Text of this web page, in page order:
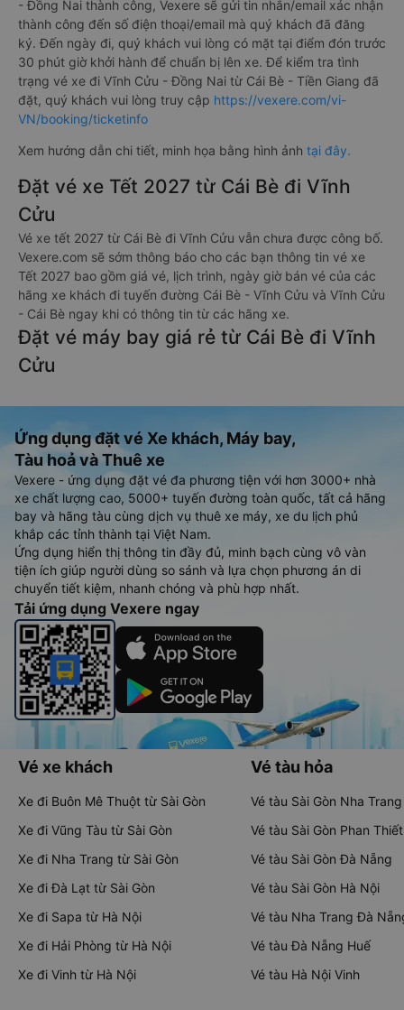
- Đồng Nai thành công, Vexere sẽ gửi tin nhắn/email xác nhận
thành công đến số điện thoại/email mà quý khách đã đăng
ký. Đến ngày đi, quý khách vui lòng có mặt tại điểm đón trước
30 phút giờ khởi hành để chuẩn bị lên xe. Để kiểm tra tình
trạng vé xe đi Vĩnh Cửu - Đồng Nai từ Cái Bè - Tiền Giang đã
đặt, quý khách vui lòng truy cập https://vexere.com/vi-
VN/booking/ticketinfo
Xem hướng dẫn chi tiết, minh họa bằng hình ảnh tại đây.
Đặt vé xe Tết 2027 từ Cái Bè đi Vĩnh
Cửu
Vé xe tết 2027 từ Cái Bè đi Vĩnh Cửu vẫn chưa được công bố.
Vexere.com sẽ sớm thông báo cho các bạn thông tin vé xe
Tết 2027 bao gồm giá vé, lịch trình, ngày giờ bán vé của các
hãng xe khách đi tuyến đường Cái Bè - Vĩnh Cửu và Vĩnh Cửu
- Cái Bè ngay khi có thông tin từ các hãng xe.
Đặt vé máy bay giá rẻ từ Cái Bè đi Vĩnh
Cửu
Ứng dụng đặt vé Xe khách, Máy bay,
Tàu hoả và Thuê xe
Vexere - ứng dụng đặt vé đa phương tiện với hơn 3000+ nhà
xe chất lượng cao, 5000+ tuyến đường toàn quốc, tất cả hãng
bay và hãng tàu cùng dịch vụ thuê xe máy, xe du lịch phủ
khắp các tỉnh thành tại Việt Nam.
Ứng dụng hiển thị thông tin đầy đủ, minh bạch cùng vô vàn
tiện ích giúp người dùng so sánh và lựa chọn phương án di
chuyển tiết kiệm, nhanh chóng và phù hợp nhất.
Tải ứng dụng Vexere ngay
Vé xe khách
Xe đi Buôn Mê Thuột từ Sài Gòn
Xe đi Vũng Tàu từ Sài Gòn
Xe đi Nha Trang từ Sài Gòn
Xe đi Đà Lạt từ Sài Gòn
Xe đi Sapa từ Hà Nội
Xe đi Hải Phòng từ Hà Nội
Xe đi Vinh từ Hà Nội
Vé tàu hỏa
Vé tàu Sài Gòn Nha Trang
Vé tàu Sài Gòn Phan Thiết
Vé tàu Sài Gòn Đà Nẵng
Vé tàu Sài Gòn Hà Nội
Vé tàu Nha Trang Đà
Vé tàu Đà Nẵng Huế
Vé tàu Hà Nội Vinh